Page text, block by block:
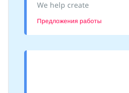
We help create
Предложения работы